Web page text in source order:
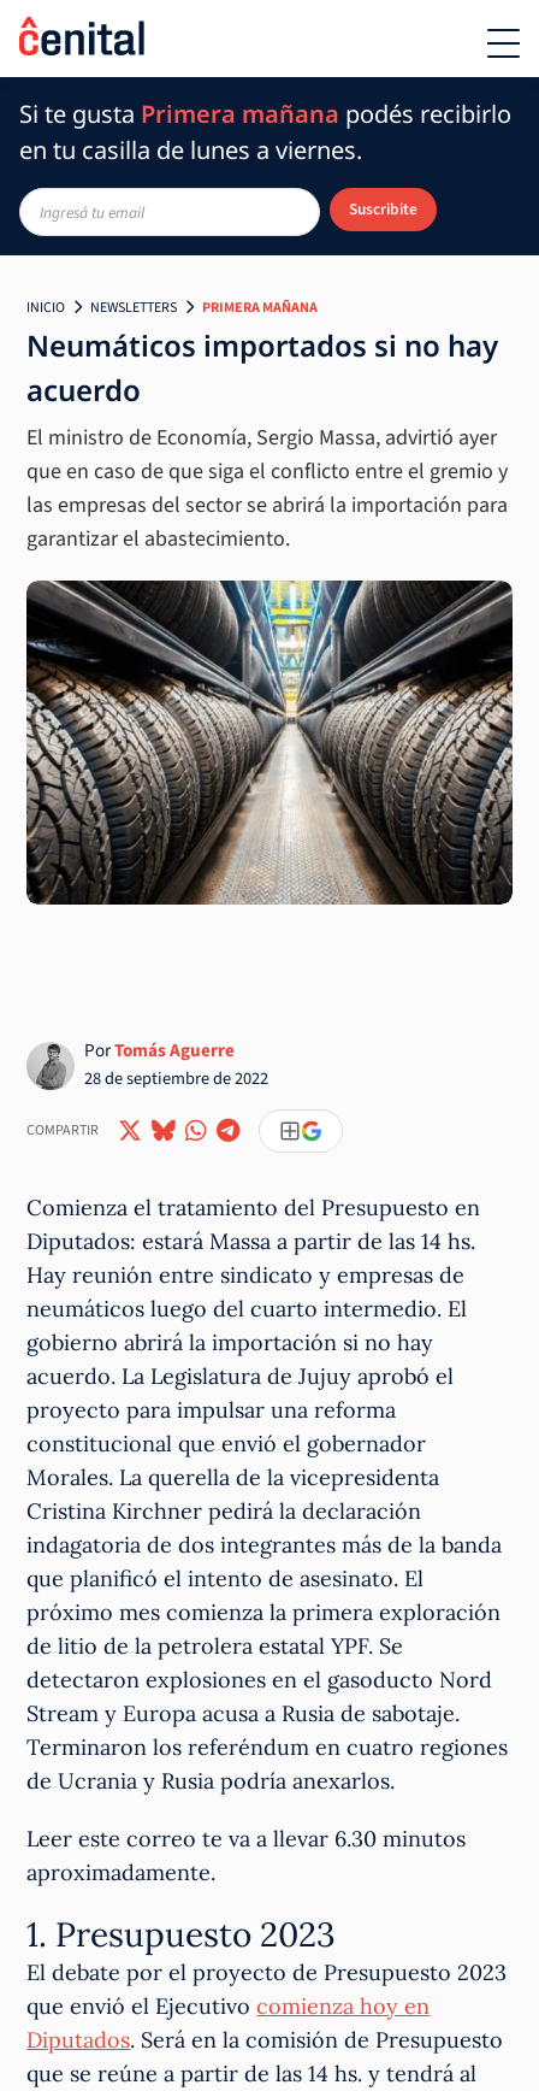
Si te gusta Primera mañana podés recibirlo
en tu casilla de lunes a viernes.
Suscribite
INICIO NEWSLETTERS PRIMERA MAÑANA
Neumáticos importados si no hay
acuerdo
El ministro de Economía, Sergio Massa, advirtió ayer
que en caso de que siga el conflicto entre el gremio y
las empresas del sector se abrirá la importación para
garantizar el abastecimiento.
PorTomás Aguerre
28 de septiembre de 2022
COMPARTIR
Comienza el tratamiento del Presupuesto en
Diputados: estará Massa a partir de las 14 hs.
Hay reunión entre sindicato y empresas de
neumáticos luego del cuarto intermedio. El
gobierno abrirá la importación si no hay
acuerdo. La Legislatura de Jujuy aprobó el
proyecto para impulsar una reforma
constitucional que envió el gobernador
Morales. La querella de la vicepresidenta
Cristina Kirchner pedirá la declaración
indagatoria de dos integrantes más de la banda
que planificó el intento de asesinato. El
próximo mes comienza la primera exploración
de litio de la petrolera estatal YPF. Se
detectaron explosiones en el gasoducto Nord
Stream y Europa acusa a Rusia de sabotaje.
Terminaron los referéndum en cuatro regiones
de Ucrania y Rusia podría anexarlos.
Leer este correo te va a llevar 6.30 minutos
aproximadamente.
1. Presupuesto 2023
El debate por el proyecto de Presupuesto 2023
que envió el Ejecutivocomienza hoy en
Diputados. Será en la comisión de Presupuesto
que se reúne a partir de las 14 hs. y tendrá al